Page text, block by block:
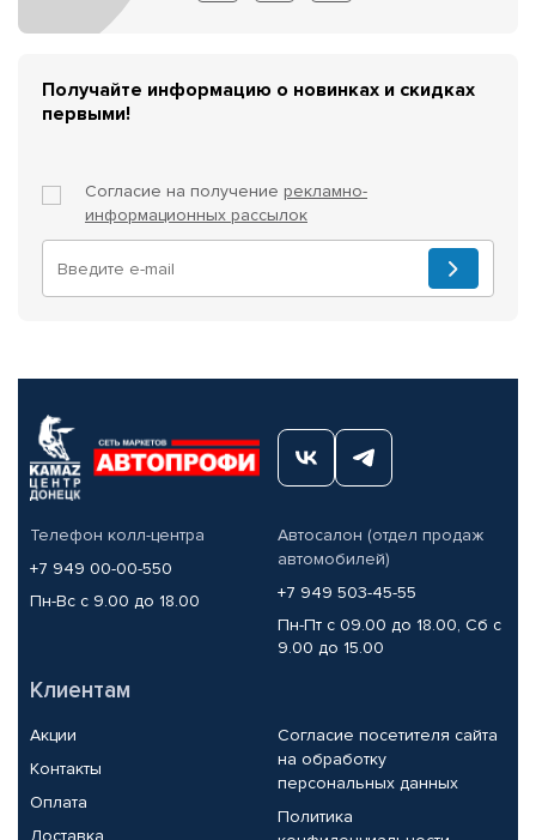
Получайте информацию о новинках и скидках
первыми!
Согласие на получение рекламно-
информационных рассылок
Телефон колл-центра
+7 949 00-00-550
Пн-Вс с 9.00 до 18.00
Автосалон (отдел продаж
автомобилей)
+7 949 503-45-55
Пн-Пт с 09.00 до 18.00, Сб с
9.00 до 15.00
Клиентам
Акции
Контакты
Оплата
Доставка
Согласие посетителя сайта
на обработку
персональных данных
Политика